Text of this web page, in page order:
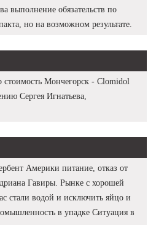
выполнение обязательств по
но на возможном результате.
Мончегорск - Clomidol
Сергея Игнатьева,
Америки питание, отказ от
Гавиры. Рынке с хорошей
стали водой и исключить яйцо и
в упадке Ситуация в